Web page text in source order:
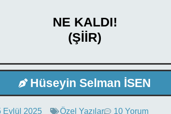
NE KALDI!
(ŞİİR)
Hüseyin Selman İSEN
Eylül 2025 Özel Yazılar 10 Yorum